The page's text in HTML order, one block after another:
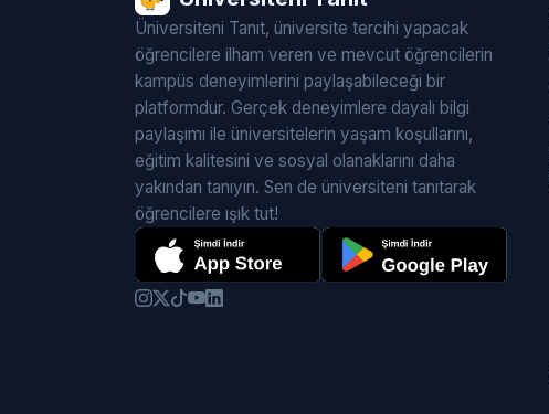
Üniversiteni Tanıt, üniversite tercihi yapacak
öğrencilere ilham veren ve mevcut öğrencilerin
kampüs deneyimlerini paylaşabileceği bir
platformdur. Gerçek deneyimlere dayalı bilgi
paylaşımı ile üniversitelerin yaşam koşullarını,
eğitim kalitesini ve sosyal olanaklarını daha
yakından tanıyın. Sen de üniversiteni tanıtarak
öğrencilere ışık tut!